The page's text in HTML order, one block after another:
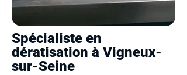
Spécialiste en
dératisation à Vigneux-
sur-Seine